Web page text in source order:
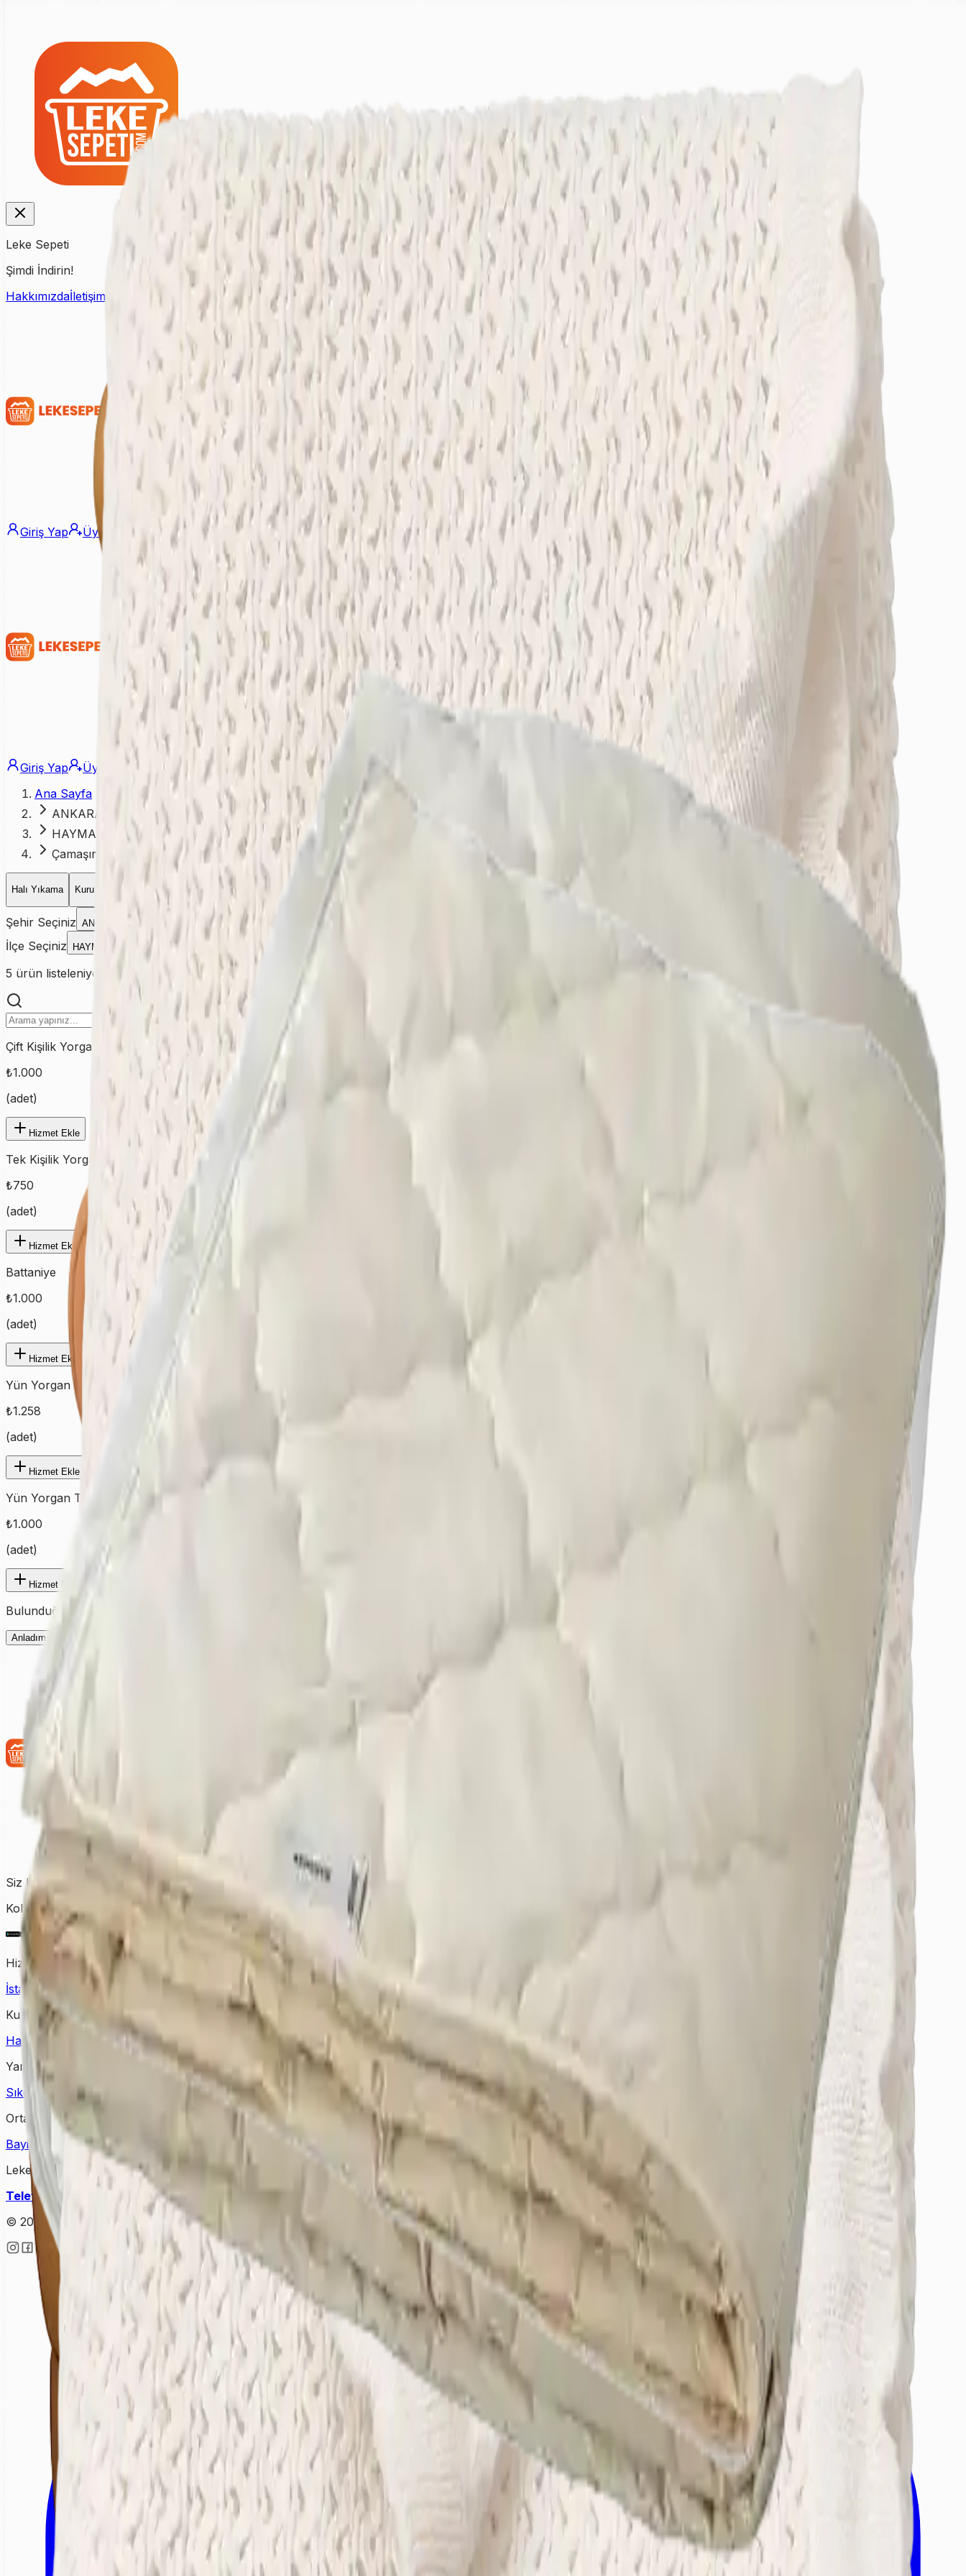
Leke Sepeti
Şimdi İndirin!
Hakkımızdaİletişim Kampanyalar Yardım & Destek Bayimiz Ol Canlı Destek: +90 (850) 888 90 50
Giriş Yap Üye Ol
Giriş Yap
Üye Ol
Ana Sayfa
ANKARA
HAYMANA
Çamaşırhane
Halı Yıkama Kuru Temizleme Koltuk Yıkama Yatak Yıkama Perde Yıkama Araç Koltuk Yıkama
Şehir Seçiniz ANKARA
İlçe Seçiniz HAYMANA
5 ürün listeleniyor
Çift Kişilik Yorgan
₺1.000
(adet)
Hizmet Ekle
Tek Kişilik Yorgan
₺750
(adet)
Hizmet Ekle
Battaniye
₺1.000
(adet)
Hizmet Ekle
Yün Yorgan Çift
₺1.258
(adet)
Hizmet Ekle
Yün Yorgan Tek
₺1.000
(adet)
Hizmet Ekle
Bulunduğunuz şehre ait fiyatları görmek için ilk olarak şehir seçimi yapmalısınız. Aksi takdirde farklı şehrin fiyatlarını görerek yanılabilirsiniz.
Anladım
Siz Kirletin, Biz Temizleyelim!
Koltuktan halıya, perdeden yatağa kadar tüm temizlik ihtiyaçlarınızda Lekesepeti.com bir tıkla kapınızda!
Hizmet Verdiğimiz Bölgeler
İstanbul Halı Yıkama
Samsun Halı YıkamaÇorum Halı Yıkama
Bursa Halı Yıkama
Kurumsal
Hakkımızda
Kampanyalar
Yardım & Destek
Sıkça Sorulan Sorular
Kişisel Verilerin Korunması Gizlilik PolitikasıÇerez Politikası
Ortağımız Olun
Bayimiz OlunBayilik Detayları
Lekesepeti Temizlik Hizmetleri
Telefon
: +90 (850) 888 90 50Mail
: Demirtaş Cumhuriyet mh, Bursa Sinpaş GYO Bursa/Osmangazi
© 2025 • Lekesepeti